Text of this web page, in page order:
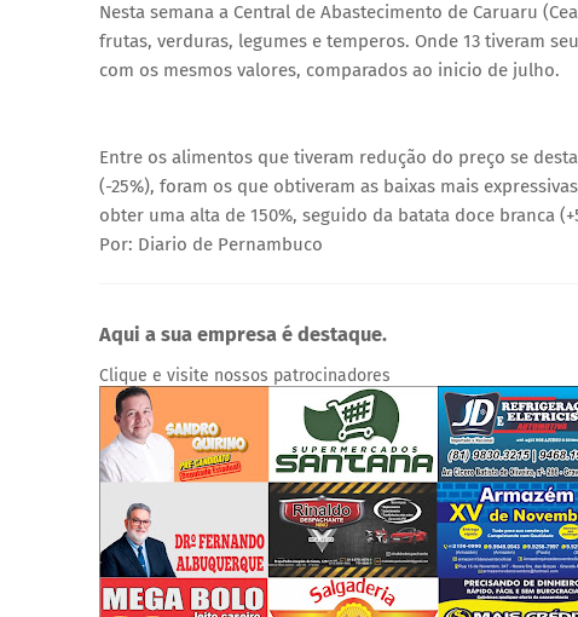
Nesta semana a Central de Abastecimento de Caruaru
frutas, verduras, legumes e temperos. Onde 13 tiveram
com os mesmos valores, comparados ao inicio de julho.
Entre os alimentos que tiveram redução do preço se
(-25%), foram os que obtiveram as baixas mais
obter uma alta de 150%, seguido da batata doce branca
Por: Diario de Pernambuco
Aqui a sua empresa é destaque.
Clique e visite nossos patrocinadores